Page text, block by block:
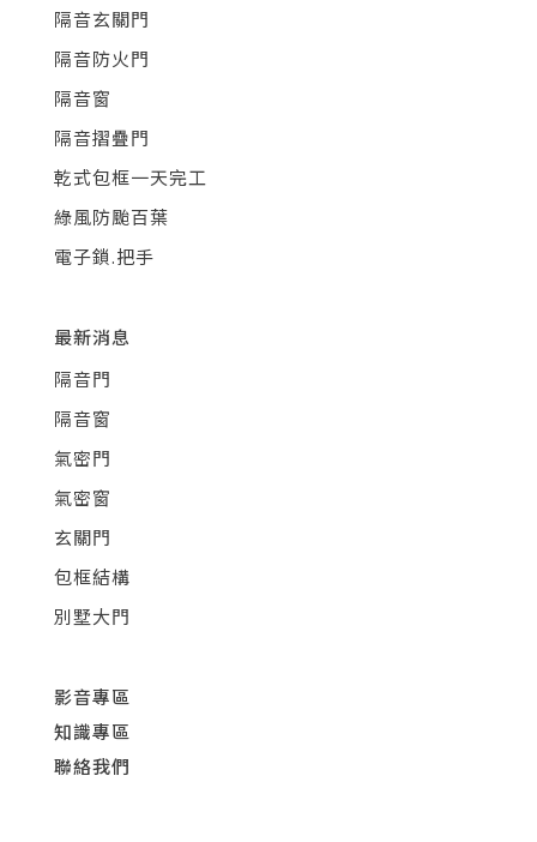
隔音玄關門
隔音防火門
隔音窗
隔音摺疊門
乾式包框一天完工
綠風防颱百葉
電子鎖.把手
最新消息
隔音門
隔音窗
氣密門
氣密窗
玄關門
包框結構
別墅大門
影音專區
知識專區
聯絡我們